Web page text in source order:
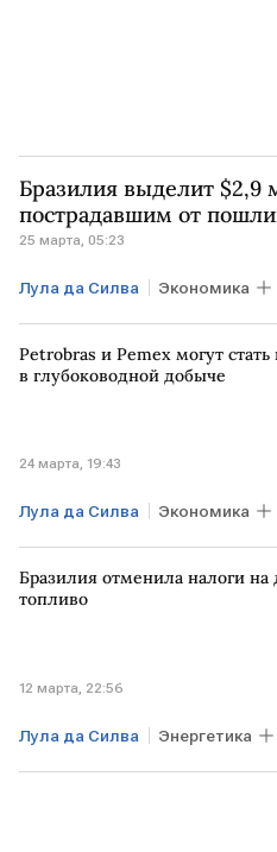
Бразилия выделит
пострадавшим от
25 марта, 05:23
Лула да Силва Экономика
Мировая экономика США
БЛИЖНИЙ ВОСТОК
Petrobras и Pemex могут
в глубоководной добыче
24 марта, 19:43
Лула да Силва Экономика
МЕКСИКА БРАЗИЛИЯ
Клаудия Шейнбаум
Бразилия отменила налоги на
топливо
12 марта, 22:56
Лула да Силва Энергетика
БРАЗИЛИЯ БЛИЖНИЙ